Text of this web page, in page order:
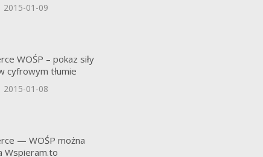
01-09
WOŚP – pokaz siły
cyfrowym tłumie
01-08
— WOŚP można
Wspieram.to